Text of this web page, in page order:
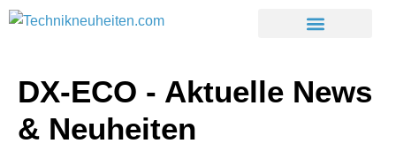
DX-ECO - Aktuelle News
& Neuheiten